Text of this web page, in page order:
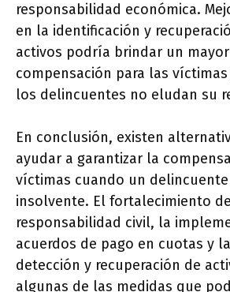
responsabilidad económica.
en la identificación y
activos podría brindar un
compensación para las
los delincuentes no eludan su
En conclusión, existen
ayudar a garantizar la
víctimas cuando un
insolvente. El fortalecimiento
responsabilidad civil, la
acuerdos de pago en cuotas y
detección y recuperación de
algunas de las medidas que